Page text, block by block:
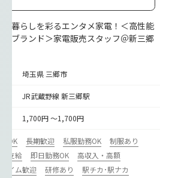
] 暮らしを彩るエンタメ家電！＜高性能
ビブランド＞家電販売スタッフ＠新三郷
埼玉県 三郷市
JR武蔵野線 新三郷駅
1,700円 ～1,700円
OK 長期歓迎 私服勤務OK
制服あり
支給
即日勤務OK
高収入・高額
イム歓迎
研修あり
駅チカ･駅ナカ